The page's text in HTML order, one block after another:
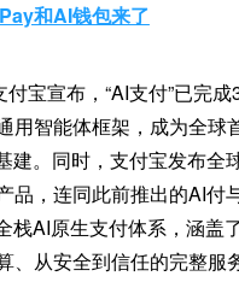
和AI钱包来了
宝宣布，“AI支付”已完
用智能体框架，成为全球
建。同时，支付宝发布全
品，连同此前推出的AI付
栈AI原生支付体系，涵盖
、从安全到信任的完整服务